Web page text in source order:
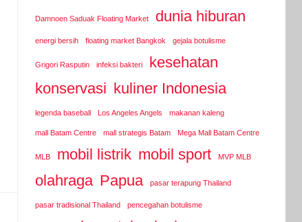
Damnoen Saduak Floating Market dunia hiburan
energi bersih floating market Bangkok gejala botulisme
Grigori Rasputin infeksi bakteri
kesehatan
konservasi kuliner Indonesia
legenda baseball Los Angeles Angels makanan kaleng
mall Batam Centre mall strategis Batam Mega Mall Batam Centre
MLB mobil listrik mobil sport MVP MLB
olahraga Papua pasar terapung Thailand
pasar tradisional Thailand pencegahan botulisme